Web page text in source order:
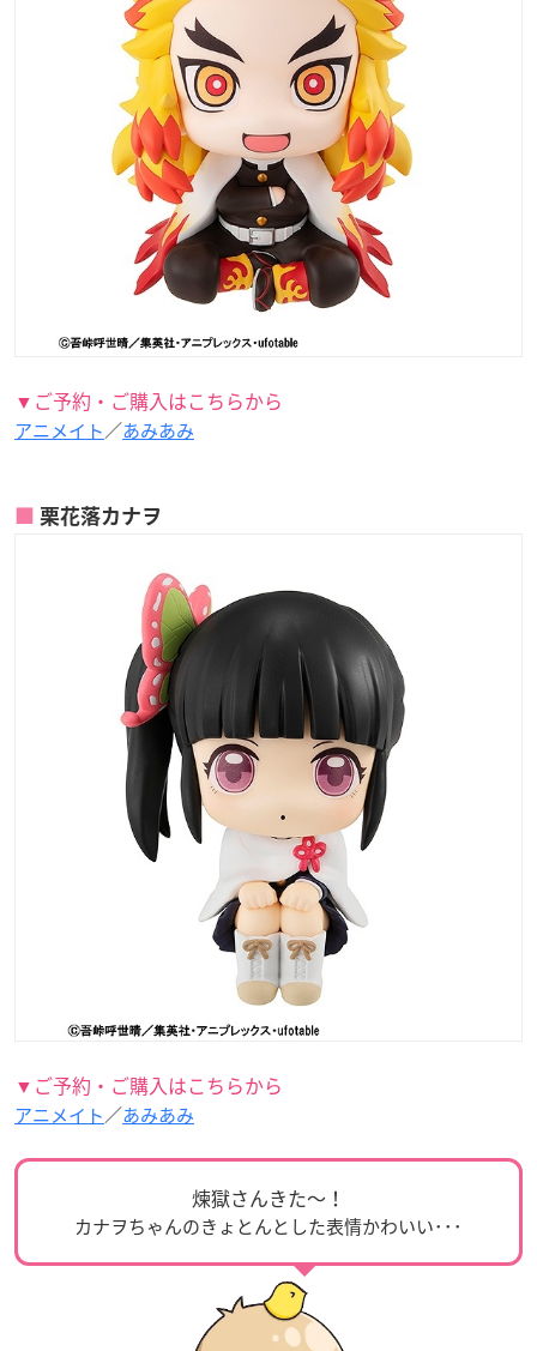
▼ご予約・ご購入はこちらから
アニメイト／あみあみ
栗花落カナヲ
▼ご予約・ご購入はこちらから
アニメイト／あみあみ
煉獄さんきた〜！
カナヲちゃんのきょとんとした表情かわいい･･･